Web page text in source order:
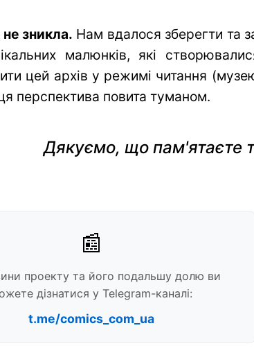
не зникла. Нам вдалося зберегти та
малюнків, які
цей архів у режимі читання
перспектива повита туманом.
Дякуємо, що пам'ятаєте
📰
проекту та його подальшу долю ви
дізнатися у Telegram-каналі:
t.me/comics_com_ua